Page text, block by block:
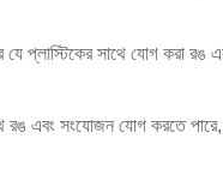
যে প্লাস্টিকের সাথে যোগ করা
রঙ এবং সংযোজন যোগ করতে